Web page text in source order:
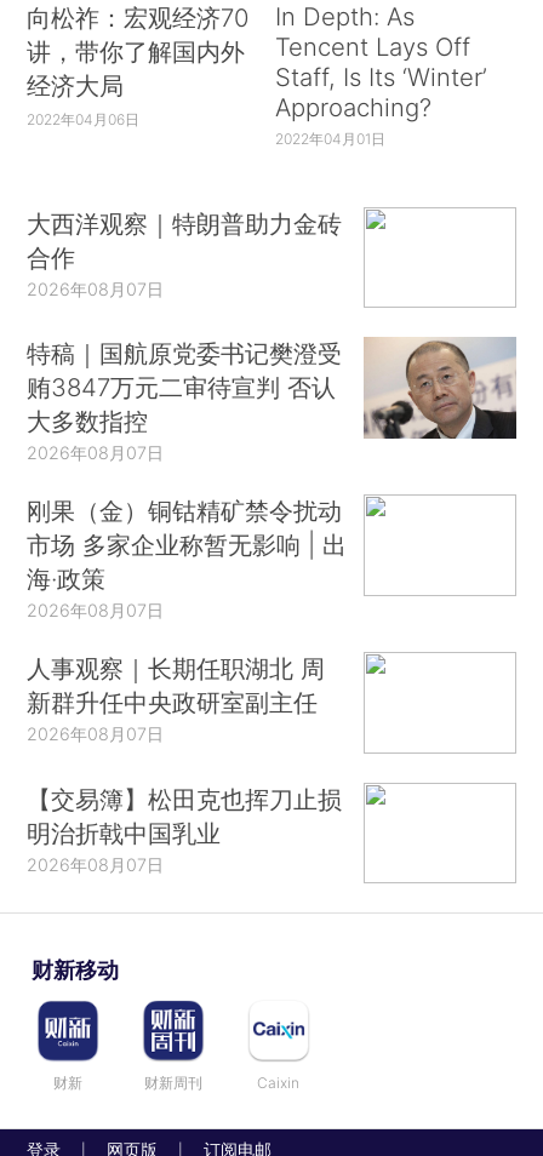
向松祚：宏观经济70
讲，带你了解国内外
经济大局
2022年04月06日
In Depth: As
Tencent Lays Off
Staff, Is Its ‘Winter’
Approaching?
2022年04月01日
大西洋观察｜特朗普助力金砖
合作
2026年08月07日
特稿｜国航原党委书记樊澄受
贿3847万元二审待宣判 否认
大多数指控
2026年08月07日
刚果（金）铜钴精矿禁令扰动
市场 多家企业称暂无影响 | 出
海·政策
2026年08月07日
人事观察｜长期任职湖北 周
新群升任中央政研室副主任
2026年08月07日
【交易簿】松田克也挥刀止损
明治折戟中国乳业
2026年08月07日
财新移动
财新 财新周刊 Caixin
登录 网页版 订阅电邮